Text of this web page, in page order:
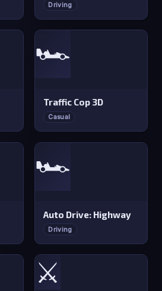
Driving
🏎️
Traffic Cop 3D
Casual
🏎️
Auto Drive: Highway
Driving
⚔️